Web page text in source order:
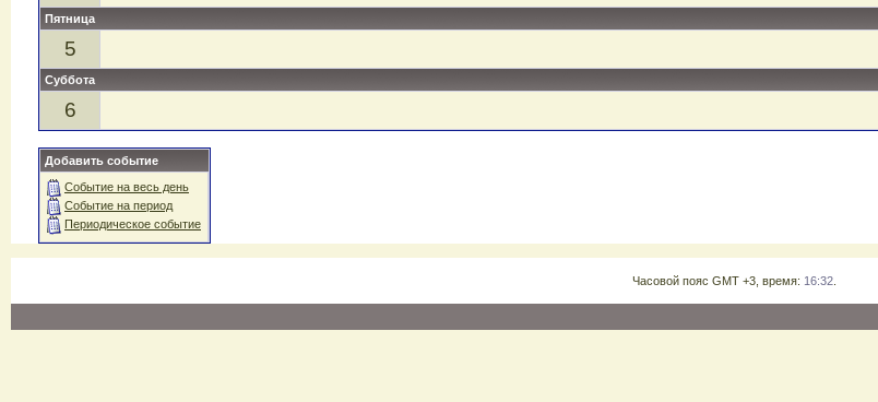
Пятница
5
Суббота
6
Добавить событие
Событие на весь день
Событие на период
Периодическое событие
Часовой пояс GMT +3, время: 16:32.